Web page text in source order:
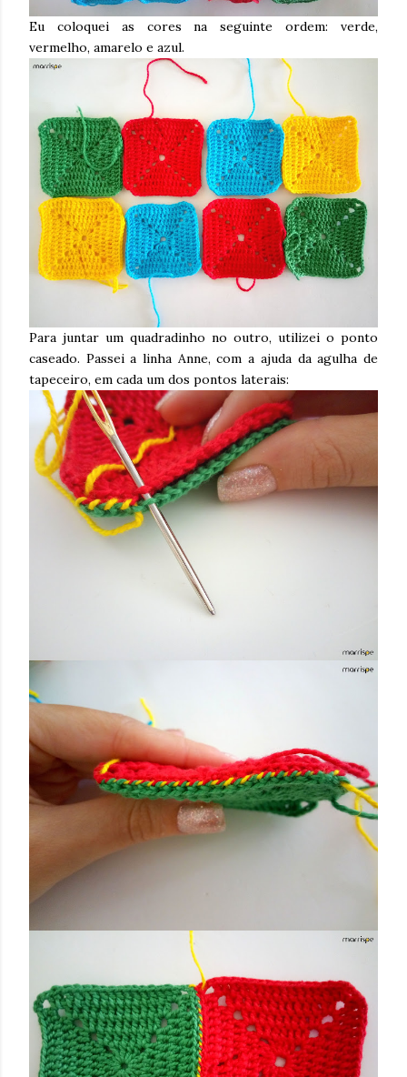
Eu coloquei as cores na seguinte ordem: verde,
vermelho, amarelo e azul.
Para juntar um quadradinho no outro, utilizei o ponto
caseado. Passei a linha Anne, com a ajuda da agulha de
tapeceiro, em cada um dos pontos laterais: